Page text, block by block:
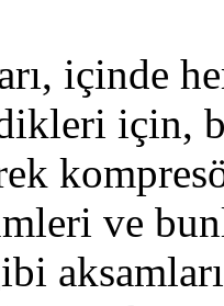
içinde
için,
ve